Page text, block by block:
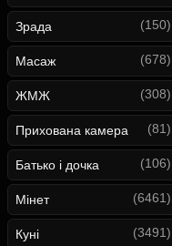
Зрада (150)
Масаж (678)
ЖМЖ (308)
Прихована камера (81)
Батько і дочка (106)
Мінет (6461)
Куні (3491)